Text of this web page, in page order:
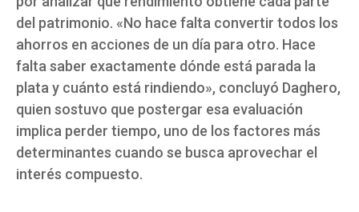
del patrimonio. «No hace falta convertir todos los
ahorros en acciones de un día para otro. Hace
falta saber exactamente dónde está parada la
plata y cuánto está rindiendo», concluyó Daghero,
quien sostuvo que postergar esa evaluación
implica perder tiempo, uno de los factores más
determinantes cuando se busca aprovechar el
interés compuesto.